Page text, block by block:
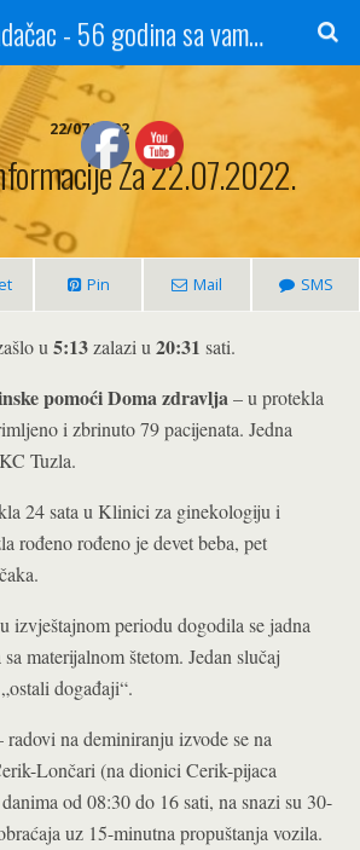
Radio Gradačac - 56 godina sa vama...
22/07/2022
Za 22.07.2022.
Pin Mail SMS
u 5:13zalazi u 20:31 sati.
pomoći Doma zdravlja– u protekla
i zbrinuto 79 pacijenata. Jedna
Tuzla.
24 sata u Klinici za ginekologiju i
rođeno rođeno je devet beba, pet
izvještajnom periodu dogodila se jadna
materijalnom štetom. Jedan slučaj
događaji“.
radovi na deminiranju izvode se na
Lončari (na dionici Cerik-pijaca
od 08:30 do 16 sati, na snazi su 30-
uz 15-minutna propuštanja vozila.